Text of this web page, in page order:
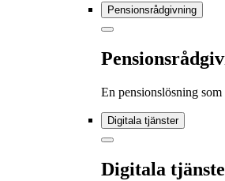
Pensionsrådgivning
En pensionslösning
Digitala tjänster
Digitala